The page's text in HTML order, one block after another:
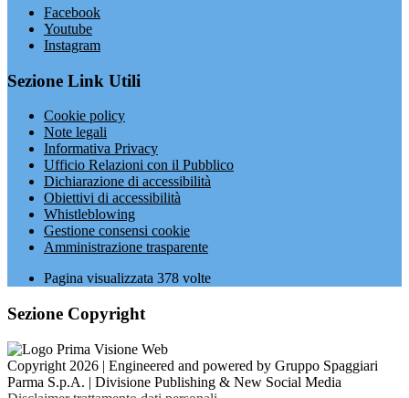
Facebook
Youtube
Instagram
Sezione Link Utili
Cookie policy
Note legali
Informativa Privacy
Ufficio Relazioni con il Pubblico
Dichiarazione di accessibilità
Obiettivi di accessibilità
Whistleblowing
Gestione consensi cookie
Amministrazione trasparente
Pagina visualizzata 378 volte
Sezione Copyright
Copyright 2026 | Engineered and powered by Gruppo Spaggiari
Parma S.p.A. | Divisione Publishing & New Social Media